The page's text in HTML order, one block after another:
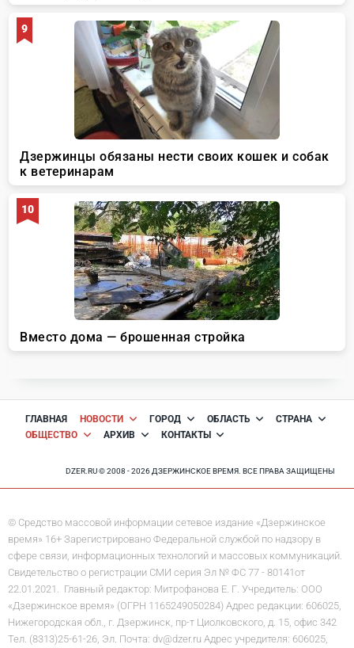
ГЛАВНАЯ НОВОСТИ ГОРОД ОБЛАСТЬ
СТРАНА
ОБЩЕСТВО
АРХИВ КОНТАКТЫ
DZER.RU © 2008 - 2026 ДЗЕРЖИНСКОЕ ВРЕМЯ. ВСЕ ПРАВА ЗАЩИЩЕНЫ
© Средство массовой информации сетевое издание «Дзержинское
время» 16+ Зарегистрировано Федеральной службой по надзору в
сфере связи, информационных технологий и массовых коммуникаций.
Свидетельство о регистрации СМИ серия Эл № ФС 77 - 80141от
22.01.2021. Главный редактор: Митрофанова Е. Г. Учредитель: ООО
«Дзержинское время» (ОГРН 1165249050284) Адрес редакции: 606025,
Нижегородская обл., г. Дзержинск, пр-т Циолковского, д. 15, офис 342
Тел. (8313)25-61-26, Эл. Почта: dv@dzer.ru Адрес учредителя: 606025,